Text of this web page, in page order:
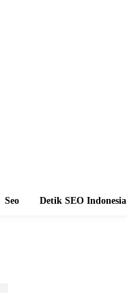
Seo Detik SEO Indonesia